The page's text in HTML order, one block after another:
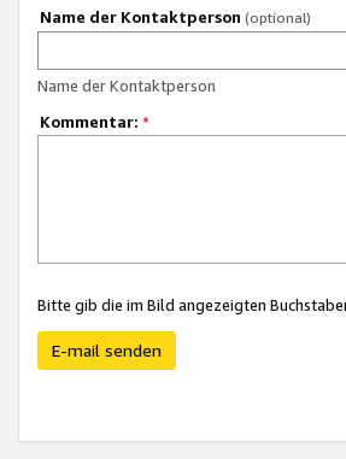
Name der Kontaktperson (optional)
Name der Kontaktperson
Kommentar: *
Bitte gib die im Bild angezeigten
E-mail senden